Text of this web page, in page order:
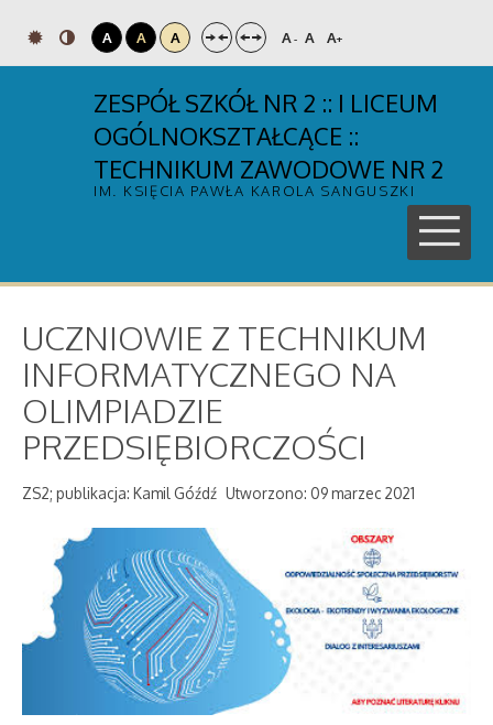
A A A A- A A+
ZESPÓŁ SZKÓŁ NR 2 :: I LICEUM
OGÓLNOKSZTAŁCĄCE ::
TECHNIKUM ZAWODOWE NR 2
IM. KSIĘCIA PAWŁA KAROLA SANGUSZKI
UCZNIOWIE Z TECHNIKUM
INFORMATYCZNEGO NA
OLIMPIADZIE
PRZEDSIĘBIORCZOŚCI
ZS2; publikacja: Kamil Góźdź Utworzono: 09 marzec 2021